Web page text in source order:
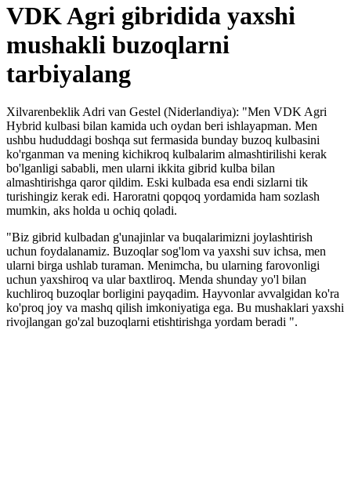
VDK Agri gibridida yaxshi
mushakli buzoqlarni
tarbiyalang
Xilvarenbeklik Adri van Gestel (Niderlandiya): "Men VDK Agri
Hybrid kulbasi bilan kamida uch oydan beri ishlayapman. Men
ushbu hududdagi boshqa sut fermasida bunday buzoq kulbasini
ko'rganman va mening kichikroq kulbalarim almashtirilishi kerak
bo'lganligi sababli, men ularni ikkita gibrid kulba bilan
almashtirishga qaror qildim. Eski kulbada esa endi sizlarni tik
turishingiz kerak edi. Haroratni qopqoq yordamida ham sozlash
mumkin, aks holda u ochiq qoladi.
"Biz gibrid kulbadan g'unajinlar va buqalarimizni joylashtirish
uchun foydalanamiz. Buzoqlar sog'lom va yaxshi suv ichsa, men
ularni birga ushlab turaman. Menimcha, bu ularning farovonligi
uchun yaxshiroq va ular baxtliroq. Menda shunday yo'l bilan
kuchliroq buzoqlar borligini payqadim. Hayvonlar avvalgidan ko'ra
ko'proq joy va mashq qilish imkoniyatiga ega. Bu mushaklari yaxshi
rivojlangan go'zal buzoqlarni etishtirishga yordam beradi ".